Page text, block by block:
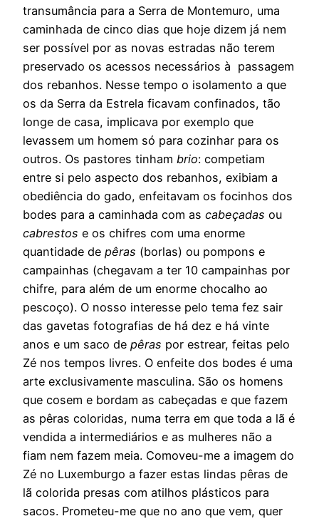
transumância para a Serra de Montemuro, uma
caminhada de cinco dias que hoje dizem já nem
ser possível por as novas estradas não terem
preservado os acessos necessários à passagem
dos rebanhos. Nesse tempo o isolamento a que
os da Serra da Estrela ficavam confinados, tão
longe de casa, implicava por exemplo que
levassem um homem só para cozinhar para os
outros. Os pastores tinham brio: competiam
entre si pelo aspecto dos rebanhos, exibiam a
obediência do gado, enfeitavam os focinhos dos
bodes para a caminhada com as cabeçadas ou
cabrestos e os chifres com uma enorme
quantidade de pêras (borlas) ou pompons e
campainhas (chegavam a ter 10 campainhas por
chifre, para além de um enorme chocalho ao
pescoço). O nosso interesse pelo tema fez sair
das gavetas fotografias de há dez e há vinte
anos e um saco de pêras por estrear, feitas pelo
Zé nos tempos livres. O enfeite dos bodes é uma
arte exclusivamente masculina. São os homens
que cosem e bordam as cabeçadas e que fazem
as pêras coloridas, numa terra em que toda a lã é
vendida a intermediários e as mulheres não a
fiam nem fazem meia. Comoveu-me a imagem do
Zé no Luxemburgo a fazer estas lindas pêras de
lã colorida presas com atilhos plásticos para
sacos. Prometeu-me que no ano que vem, quer